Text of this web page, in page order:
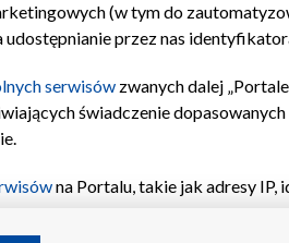
(w tym do
przez nas
serwisów zwanych dalej
świadczenie
na Portalu, takie jak adresy
urządzeniu lub dostęp do nich,